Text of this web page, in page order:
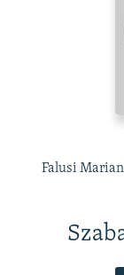
Falusi